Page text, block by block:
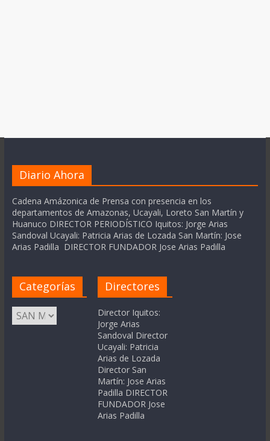
Diario Ahora
Cadena Amázonica de Prensa con presencia en los
departamentos de Amazonas, Ucayali, Loreto San Martín y
Huanuco DIRECTOR PERIODÍSTICO Iquitos: Jorge Arias
Sandoval Ucayali: Patricia Arias de Lozada San Martín: Jose
Arias Padilla DIRECTOR FUNDADOR Jose Arias Padilla
Categorías
Categorías
Directores
Director Iquitos:
Jorge Arias
Sandoval Director
Ucayali: Patricia
Arias de Lozada
Director San
Martín: Jose Arias
Padilla DIRECTOR
FUNDADOR Jose
Arias Padilla